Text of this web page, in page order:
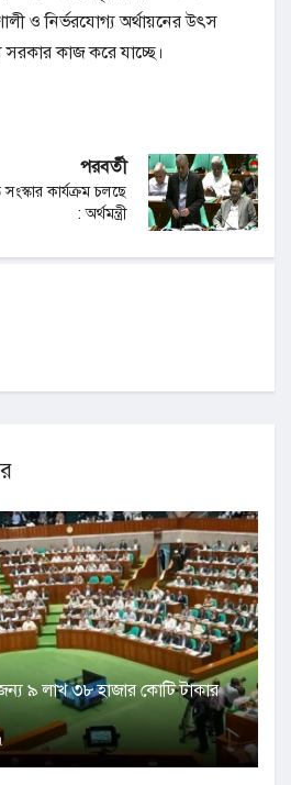
ও নির্ভরযোগ্য অর্থায়নের উৎস
কাজ করে যাচ্ছে।
পরবর্তী
কার্যক্রম চলছে
: অর্থমন্ত্রী
৯ লাখ ৩৮ হাজার কোটি টাকার